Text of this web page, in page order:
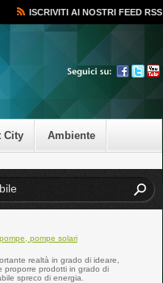
ISCRIVITI AI NOSTRI FEED RSS
City Ambiente
realtà in grado di ideare,
proporre prodotti in grado di
spreco di energia.